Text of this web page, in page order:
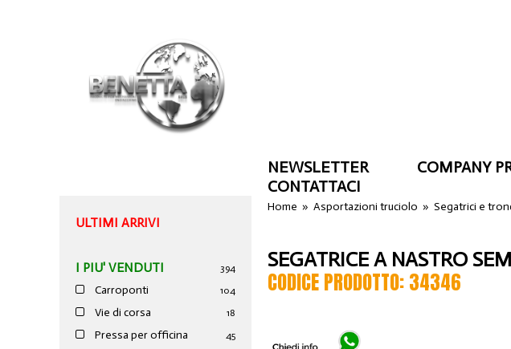
NEWSLETTER COMPANY
CONTATTACI
ULTIMI ARRIVI
I PIU' VENDUTI 394
Carroponti 104
Vie di corsa 18
Pressa per officina 45
Home »Asportazioni truciolo »Segatrici e
SEGATRICE A NASTRO
CODICE PRODOTTO: 34346